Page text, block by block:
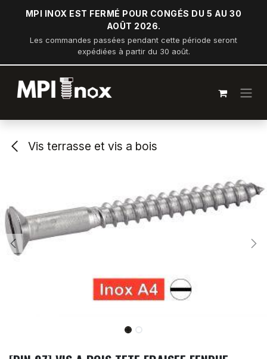
Se rendre au contenu
MPI INOX EST FERMÉ POUR CONGÉS DU 5 AU 30
AOÛT 2026.
Les commandes passées pendant cette période seront
expédiées à partir du 30 août.
Vis terrasse et vis a bois